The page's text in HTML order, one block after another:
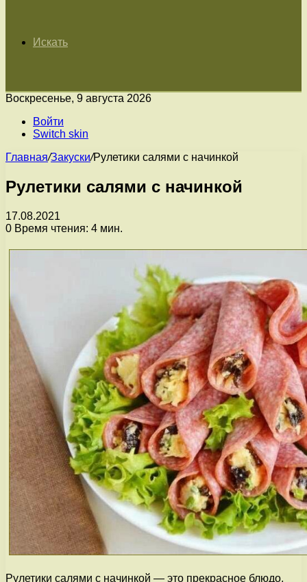
Искать
Воскресенье, 9 августа 2026
Войти
Switch skin
Главная/Закуски/Рулетики салями с начинкой
Рулетики салями с начинкой
17.08.2021
0 Время чтения: 4 мин.
Рулетики салями с начинкой — это прекрасное блюдо,